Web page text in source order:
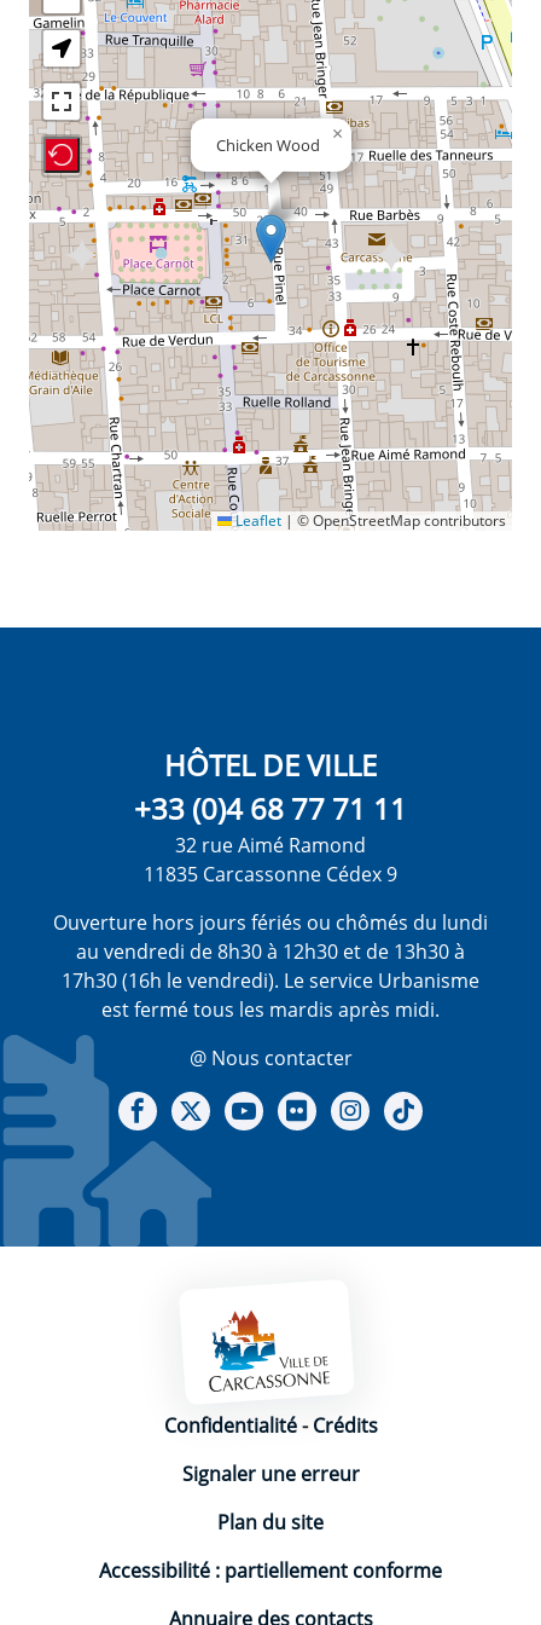
Chicken Wood ×
Recenter Map
Leaflet | © OpenStreetMap contributors
HÔTEL DE VILLE
+33 (0)4 68 77 71 11
32 rue Aimé Ramond
11835 Carcassonne Cédex 9
Ouverture hors jours fériés ou chômés du lundi
au vendredi de 8h30 à 12h30 et de 13h30 à
17h30 (16h le vendredi). Le service Urbanisme
est fermé tous les mardis après midi.
@ Nous contacter
Notre Facebook
Notre X - (twitter)
Notre chaine Youtube
Notre Gallerie sur Flickr
Notre Instagram
Mentions légales
Confidentialité-Crédits
Signaler une erreur
Plan du site
Accessibilité : partiellement conforme
Annuaire des contacts